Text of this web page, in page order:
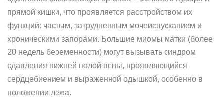
прямой кишки, что проявляется расстройством их
функций: частым, затрудненным мочеиспусканием и
хроническими запорами. Большие миомы матки (более
20 недель беременности) могут вызывать синдром
сдавления нижней полой вены, проявляющийся
сердцебиением и выраженной одышкой, особенно в
положении лежа.